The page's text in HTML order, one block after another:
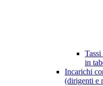
in
Incarichi
(dirigenti e